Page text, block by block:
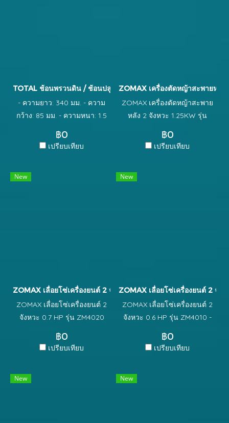
TOTAL ช้อนพรวนดิน / ช้อนปลูก ขนาด 340 x 85 มม. รุ่น
- ความยาว: 340 มม. - ความ
กว้าง: 85 มม. - ความหนา: 1.5
฿0
เปรียบเทียบ
ZOMAX เครื่องตัดหญ้าสะพายหลั
ZOMAX เครื่องตัดหญ้าสะพาย
หลัง 2 จังหวะ 1.25KW รุ่น
- ขนาดเครื่องยนต์ 42.7 cc -
฿0
เปรียบเทียบ
New
ZOMAX เลื่อยโซ่เครื่องยนต์ 2 จังหวะ 0.7 HP รุ่น ZM4020
ZOMAX เลื่อยโซ่เครื่องยนต์ 2
จังหวะ 0.7 HP รุ่น ZM4020
เครื่องยนต์เบนซิน 2 จังหวะ
฿0
เปรียบเทียบ
New
ZOMAX เลื่อยโซ่เครื่องยนต์ 2 จัง
ZOMAX เลื่อยโซ่เครื่องยนต์ 2
จังหวะ 0.6 HP รุ่น ZM4010 -
ความยาวบาร์ 11.5 นิ้ว - น้ำหนัก
฿0
เปรียบเทียบ
New New